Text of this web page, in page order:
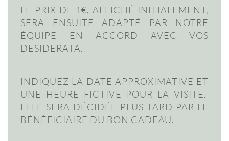
LE PRIX DE 1€, AFFICHÉ INITIALEMENT,
SERA ENSUITE ADAPTÉ PAR NOTRE
ÉQUIPE EN ACCORD AVEC VOS
DESIDERATA.
INDIQUEZ LA DATE APPROXIMATIVE ET
UNE HEURE FICTIVE POUR LA VISITE.
ELLE SERA DÉCIDÉE PLUS TARD PAR LE
BÉNÉFICIAIRE DU BON CADEAU.